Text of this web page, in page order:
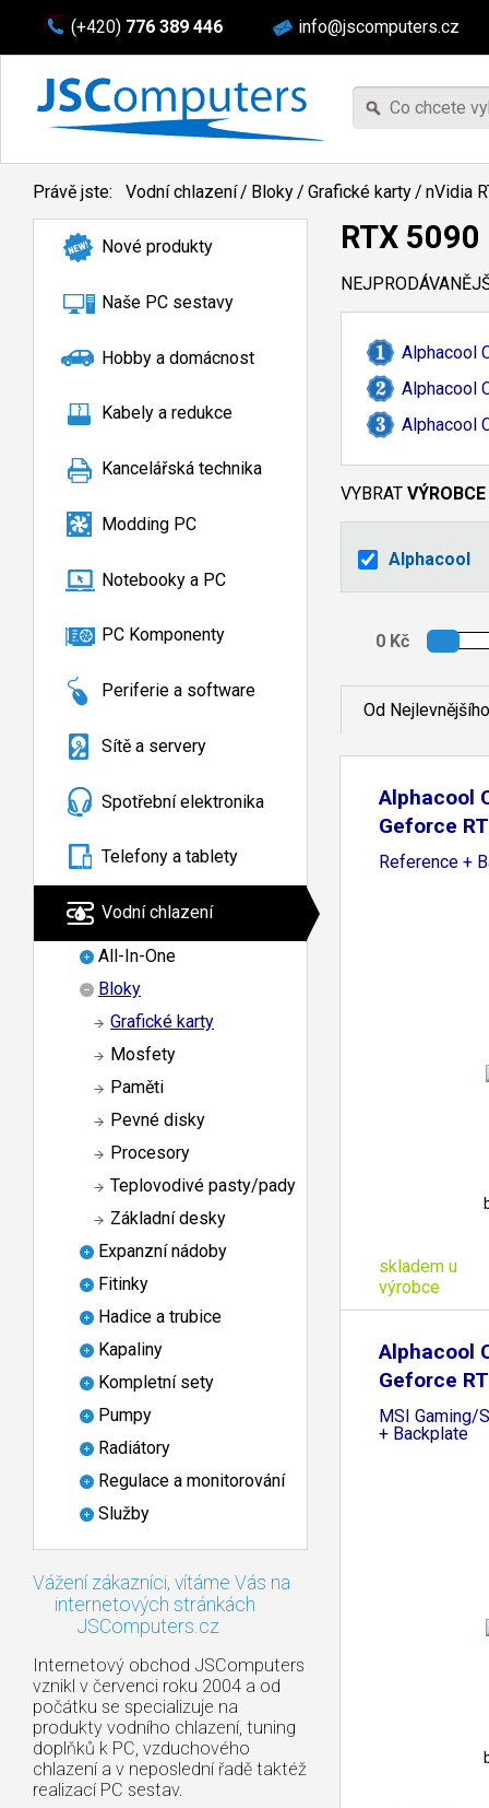
(+420) 776 389 446 info@jscomputers.cz
Právě jste: Vodní chlazení/ Bloky/ Grafické karty/ nVidia
Nové produkty
Naše PC sestavy
Hobby a domácnost
Kabely a redukce
Kancelářská technika
Modding PC
Notebooky a PC
PC Komponenty
Periferie a software
Sítě a servery
Spotřební elektronika
Telefony a tablety
Vodní chlazení
All-In-One
Bloky
Grafické karty
Mosfety
Paměti
Pevné disky
Procesory
Teplovodivé pasty/pady
Základní desky
Expanzní nádoby
Fitinky
Hadice a trubice
Kapaliny
Kompletní sety
Pumpy
Radiátory
Regulace a monitorování
Služby
Vážení zákazníci, vítáme Vás na
internetových stránkách
JSComputers.cz
Internetový obchod JSComputers
vznikl v červenci roku 2004 a od
počátku se specializuje na
produkty vodního chlazení, tuning
doplňků k PC, vzduchového
chlazení a v neposlední řadě taktéž
realizací PC sestav.
RTX 5090
Alphacool
Alphacool
Alphacool
VYBRAT VÝROBCE
Alphacool
Od Nejlevnějšího
Alphacool
Geforce
Reference +
skladem u
výrobce
Alphacool
Geforce
MSI Gaming/
+ Backplate